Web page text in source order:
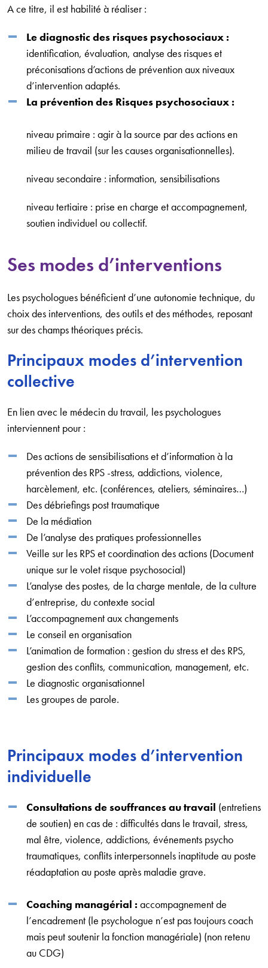
A ce titre, il est habilité à réaliser :
Le diagnostic des risques psychosociaux :
identification, évaluation, analyse des risques et
préconisations d’actions de prévention aux niveaux
d’intervention adaptés.
La prévention des Risques psychosociaux :
niveau primaire : agir à la source par des actions en
milieu de travail (sur les causes organisationnelles).
niveau secondaire : information, sensibilisations
niveau tertiaire : prise en charge et accompagnement,
soutien individuel ou collectif.
Ses modes d’interventions
Les psychologues bénéficient d’une autonomie technique, du
choix des interventions, des outils et des méthodes, reposant
sur des champs théoriques précis.
Principaux modes d’intervention
collective
En lien avec le médecin du travail, les psychologues
interviennent pour :
Des actions de sensibilisations et d’information à la
prévention des RPS -stress, addictions, violence,
harcèlement, etc. (conférences, ateliers, séminaires…)
Des débriefings post traumatique
De la médiation
De l’analyse des pratiques professionnelles
Veille sur les RPS et coordination des actions (Document
unique sur le volet risque psychosocial)
L’analyse des postes, de la charge mentale, de la culture
d’entreprise, du contexte social
L’accompagnement aux changements
Le conseil en organisation
L’animation de formation : gestion du stress et des RPS,
gestion des conflits, communication, management, etc.
Le diagnostic organisationnel
Les groupes de parole.
Principaux modes d’intervention
individuelle
Consultations de souffrances au travail (entretiens
de soutien) en cas de : difficultés dans le travail, stress,
mal être, violence, addictions, événements psycho
traumatiques, conflits interpersonnels inaptitude au poste
réadaptation au poste après maladie grave.
Coaching managérial : accompagnement de
l’encadrement (le psychologue n’est pas toujours coach
mais peut soutenir la fonction managériale) (non retenu
au CDG)